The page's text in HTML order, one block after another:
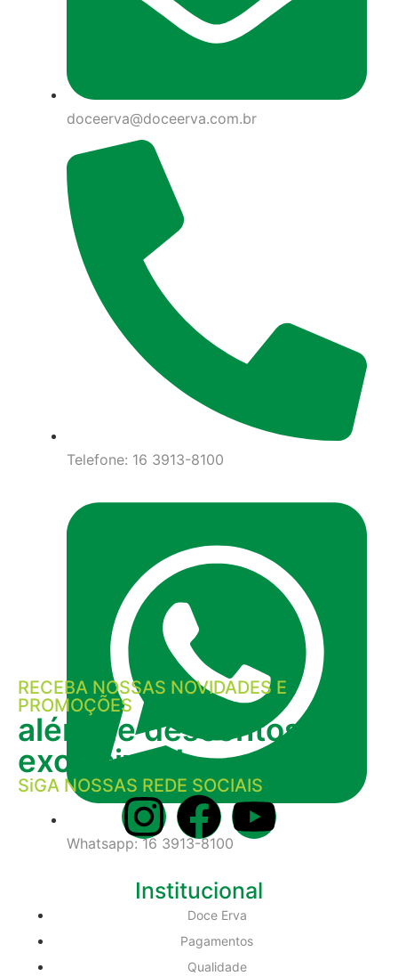
doceerva@doceerva.com.br
Telefone: 16 3913-8100
Whatsapp: 16 3913-8100
RECEBA NOSSAS NOVIDADES E
PROMOÇÕES
além de descontos
exclusivos!
SiGA NOSSAS REDE SOCIAIS
Institucional
Doce Erva
Pagamentos
Qualidade